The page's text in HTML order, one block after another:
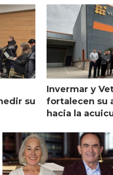
su
Invermar y
fortalecen su
hacia la